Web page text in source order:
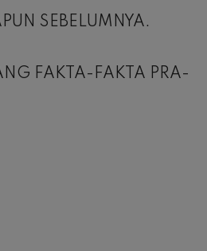
SEBELUMNYA.
FAKTA-FAKTA PRA-